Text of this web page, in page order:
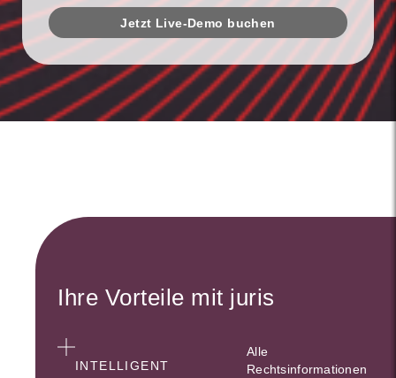
Jetzt Live-Demo buchen
Ihre Vorteile mit juris
INTELLIGENT
Alle
Rechtsinformationen